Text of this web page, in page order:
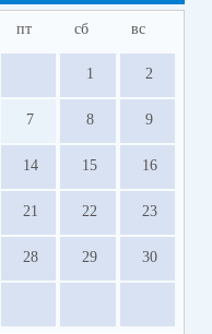
пт сб вс
1 2
7 8 9
14 15 16
21 22 23
28 29 30